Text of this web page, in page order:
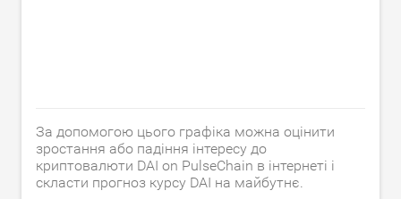
За допомогою цього графіка можна оцінити
зростання або падіння інтересу до
криптовалюти DAI on PulseChain в інтернеті і
скласти прогноз курсу DAI на майбутнє.